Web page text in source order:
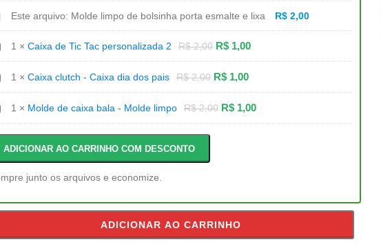
Este arquivo: Molde limpo de bolsinha porta esmalte e lixa R$ 2,00
1 × Caixa de Tic Tac personalizada 2 R$2,00 R$ 1,00
1 × Caixa clutch - Caixa dia dos pais R$2,00 R$ 1,00
1 × Molde de caixa bala - Molde limpo R$2,00 R$ 1,00
ADICIONAR AO CARRINHO COM DESCONTO
junto os arquivos e economize.
ADICIONAR AO CARRINHO